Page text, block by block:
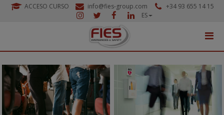
ACCESO CURSO info@fies-group.com
+34 93 655 14 15
ES